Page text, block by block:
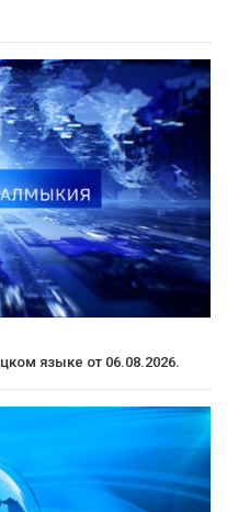
языке от 06.08.2026.